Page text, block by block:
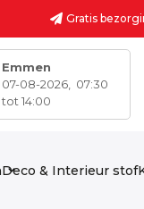
Gratis
Emmen
07-08-2026,
07:30
tot 14:00
Deco & Interieur stof